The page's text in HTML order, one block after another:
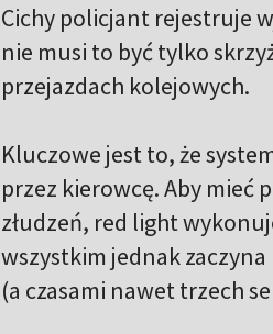
Cichy policjant rejestruje
nie musi to być tylko
przejazdach kolejowych.
Kluczowe jest to, że
przez kierowcę. Aby mieć
złudzeń, red light
wszystkim jednak
(a czasami nawet trzech